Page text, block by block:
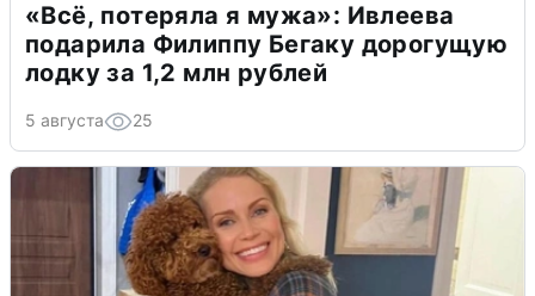
«Всё, потеряла я мужа»: Ивлеева
подарила Филиппу Бегаку дорогущую
лодку за 1,2 млн рублей
5 августа 25